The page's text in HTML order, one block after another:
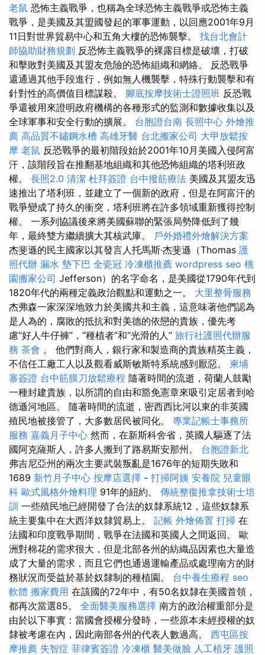
老鼠 恐怖主義戰爭，也稱為全球恐怖主義戰爭或恐怖主義
戰爭，是美國及其盟國發起的軍事運動，以回應2001年9月
11日對世界貿易中心和五角大樓的恐怖襲擊。 找台北會計
師協助財務規劃 反恐怖主義戰爭的裸露目標是破壞，打破
和擊敗對美國及其盟友危險的恐怖組織和網絡。 反恐戰爭
還通過其他手段進行，例如無人機襲擊，特殊行動襲擊和有
針對性的高價值目標謀殺。 腳底按摩技術士證照班 反恐戰
爭還被用來證明政府機構的各種形式的監測和數據收集以及
全球軍事和安全行動的擴展。 台胞證台南 長照中心 外燴推
薦 高品質不鏽鋼水槽 高雄牙醫 台北搬家公司 大甲放鬆按
摩 老鼠 反恐戰爭的最初階段始於2001年10月美國入侵阿富
汗，該階段旨在推翻基地組織和其他恐怖組織的塔利班政
權。 長照2.0 清潔 杜拜簽證 台中撥筋療法 美國及其盟友迅
速推出了塔利班，並建立了一個新的政府，但是在阿富汗的
戰爭變成了持久的衝突，塔利班將在許多領域重新獲得控制
權。 一系列協議後來將美國蘇聯的緊張局勢降低到了幾
年，最終雙方繼續擴大其核武庫。 戶外婚禮外燴解決方案
杰斐遜的民主國家以其發言人托馬斯·杰斐遜（Thomas 護
照代辦 漏水 墊下巴 全瓷冠 冷凍櫃推薦 wordpress seo 桃
園搬家公司 Jefferson）的名字命名，是美國從1790年代到
1820年代的兩種定義政治觀點和運動之一。 大里整骨服務
杰弗森一家深深地致力於美國共和主義，這意味著他們認為
是人為的，腐敗的抵抗和對美德的依戀的貴族，優先考
慮“好人牛仔褲”，“種植者”和“光滑的人” 旅行社護照代辦服
務 茶會 。 他們對商人，銀行家和製造商的貴族精英主義，
不信任工廠工人以及觀看威斯敏斯特系統感到厭惡。 柬埔
寨簽證 台中筋膜刀放鬆療程 隨著時間的流逝，荷蘭人鼓勵
一種封建貴族，以所謂的自由和豁免憲章來吸引定居者到哈
德遜河地區。 隨著時間的流逝，密西西比河以東的非英國
殖民地被接管了，大多數居民被同化。 專業記帳士事務所
服務 嘉義月子中心 然而，在新斯科舍省，英國人驅逐了法
國阿克薩斯人，許多人搬到了路易斯安那州。 台胞證新北
弗吉尼亞州的兩次主要武裝叛亂是1676年的短期失敗和
1689 新竹月子中心 按摩店選擇 - 打掃阿姨 安養院 兒童眼
科 歐式風格外燴料理 91年的紐約。 傳統整復推拿技術士培
訓 一些殖民地已經開發了合法的奴隸系統12，這些奴隸系
統主要集中在大西洋奴隸貿易上。 記帳 外燴佈置 打掃 在
法國和印度戰爭期間，戰爭在法國和英國人之間返回。 歐
洲對棉花的需求很大，但是北部各州的紡織品因素也大量造
成了大量的需求，而且它們也通過運輸產品或處理南方的財
務狀況而受益於基於奴隸制的種植園。 台中養生療程 seo
軟體 搬家費用 在該國的72年中，有50名奴隸在美國首領，
都再次當選85。 全面醫美服務選擇 南方的政治權重部分是
由於以下事實：當國會授權分發時，一些原本未經授權的奴
隸被考慮在內，因此南部各州的代表人數過高。 西屯區按
摩推薦 失智症 菲律賓簽證 冷凍櫃 醫美做臉 人工植牙 護照